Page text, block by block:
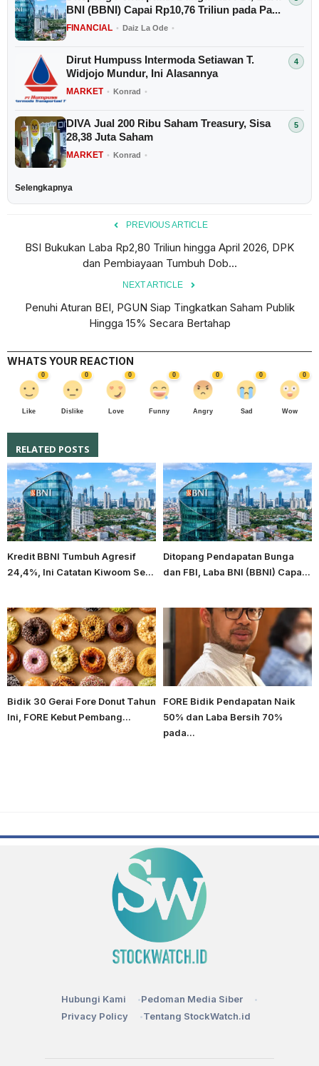
BNI (BBNI) Capai Rp10,76 Triliun pada Pa...
FINANCIAL • Daiz La Ode •
Dirut Humpuss Intermoda Setiawan T.
Widjojo Mundur, Ini Alasannya
MARKET • Konrad •
DIVA Jual 200 Ribu Saham Treasury, Sisa
28,38 Juta Saham
MARKET • Konrad •
Selengkapnya
PREVIOUS ARTICLE
BSI Bukukan Laba Rp2,80 Triliun hingga April 2026, DPK
dan Pembiayaan Tumbuh Dob...
NEXT ARTICLE
Penuhi Aturan BEI, PGUN Siap Tingkatkan Saham Publik
Hingga 15% Secara Bertahap
WHATS YOUR REACTION
0
Like
0
Dislike
0
Love
0
Funny
0
Angry
0
Sad
0
Wow
RELATED POSTS
Kredit BBNI Tumbuh Agresif
24,4%, Ini Catatan Kiwoom Se...
Ditopang Pendapatan Bunga
dan FBI, Laba BNI (BBNI) Capa...
Bidik 30 Gerai Fore Donut Tahun
Ini, FORE Kebut Pembang...
FORE Bidik Pendapatan Naik
50% dan Laba Bersih 70%
pada...
Hubungi Kami
Pedoman Media Siber
Privacy Policy
Tentang StockWatch.id